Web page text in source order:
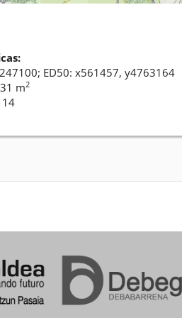
ED50: x561457, y4763164
m2
14